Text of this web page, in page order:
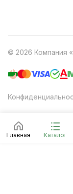
Главная Каталог
© 2026 Компания